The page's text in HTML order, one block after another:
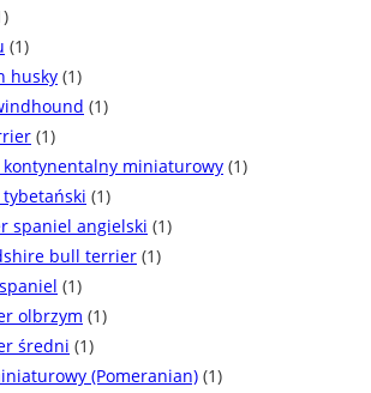
(1)
husky (1)
(1)
(1)
kontynentalny miniaturowy (1)
(1)
spaniel angielski (1)
bull terrier (1)
(1)
olbrzym (1)
średni (1)
(Pomeranian) (1)